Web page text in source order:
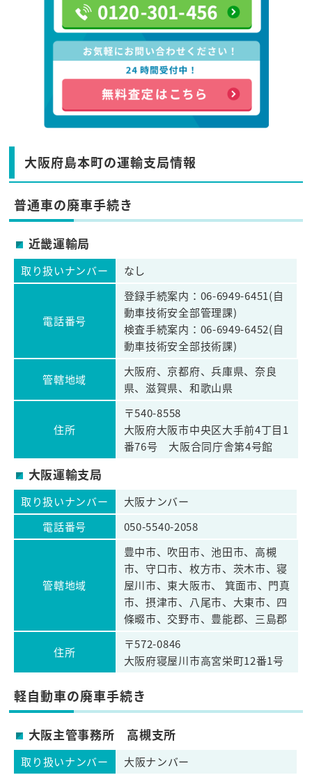
大阪府島本町の運輸支局情報
普通車の廃車手続き
近畿運輸局
取り扱いナンバー なし
電話番号
登録手続案内：06-6949-6451(自
動車技術安全部管理課)
検査手続案内：06-6949-6452(自
動車技術安全部技術課)
管轄地域
大阪府、京都府、兵庫県、奈良
県、滋賀県、和歌山県
住所
〒540-8558
大阪府大阪市中央区大手前4丁目1
番76号 大阪合同庁舎第4号館
大阪運輸支局
取り扱いナンバー
大阪ナンバー
電話番号
050-5540-2058
管轄地域
豊中市、吹田市、池田市、高槻
市、守口市、枚方市、茨木市、寝
屋川市、東大阪市、 箕面市、門真
市、摂津市、八尾市、大東市、四
條畷市、交野市、豊能郡、三島郡
住所
〒572-0846
大阪府寝屋川市高宮栄町12番1号
軽自動車の廃車手続き
大阪主管事務所 高槻支所
取り扱いナンバー
大阪ナンバー